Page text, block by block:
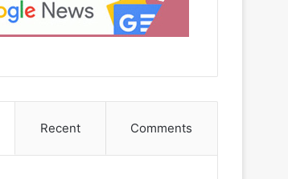
Recent Comments